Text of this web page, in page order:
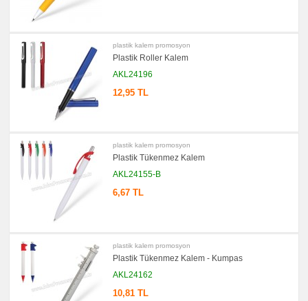
plastik kalem promosyon
Plastik Roller Kalem
AKL24196
12,95 TL
plastik kalem promosyon
Plastik Tükenmez Kalem
AKL24155-B
6,67 TL
plastik kalem promosyon
Plastik Tükenmez Kalem - Kumpas
AKL24162
10,81 TL
promosyon
Kurşun
promosyon
Versatil
Kalem
Işıklı
Kalem
promosyon
Dokunmatik
Touch
Pen
Lazerli
Kalem
promosyon
Fonksiyonlu
Kalem
promosyon